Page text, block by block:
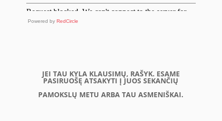
Powered by RedCircle
JEI TAU KYLA KLAUSIMŲ, RAŠYK. ESAME
PASIRUOŠĘ ATSAKYTI Į JUOS SEKANČIŲ
PAMOKSLŲ METU ARBA TAU ASMENIŠKAI.